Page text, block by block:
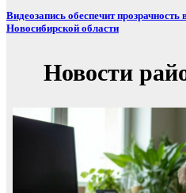
Видеозапись обеспечит
Новосибирской области